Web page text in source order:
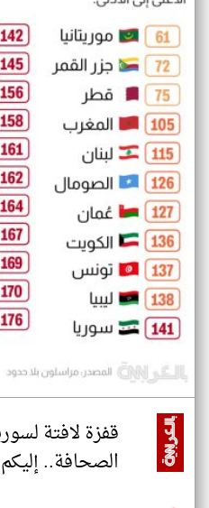
قفزة لافتة
الصحافة..